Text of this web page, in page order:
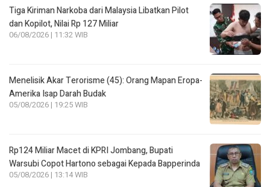
Tiga Kiriman Narkoba dari Malaysia Libatkan Pilot
dan Kopilot, Nilai Rp 127 Miliar
06/08/2026 | 11:32 WIB
Menelisik Akar Terorisme (45): Orang Mapan Eropa-
Amerika Isap Darah Budak
05/08/2026 | 19:25 WIB
Rp124 Miliar Macet di KPRI Jombang, Bupati
Warsubi Copot Hartono sebagai Kepada Bapperinda
05/08/2026 | 13:14 WIB